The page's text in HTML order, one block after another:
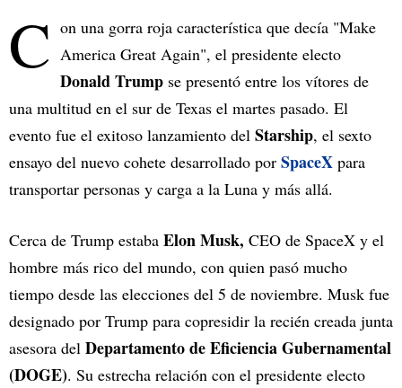
C on una gorra roja característica que decía "Make
America Great Again", el presidente electo
Donald Trump se presentó entre los vítores de
una multitud en el sur de Texas el martes pasado. El
evento fue el exitoso lanzamiento del Starship, el sexto
ensayo del nuevo cohete desarrollado por SpaceX para
transportar personas y carga a la Luna y más allá.
Cerca de Trump estaba Elon Musk, CEO de SpaceX y el
hombre más rico del mundo, con quien pasó mucho
tiempo desde las elecciones del 5 de noviembre. Musk fue
designado por Trump para copresidir la recién creada junta
asesora del Departamento de Eficiencia Gubernamental
(DOGE). Su estrecha relación con el presidente electo